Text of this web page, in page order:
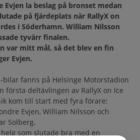
Evjen la beslag på bronset medan
på fjärdeplats när RallyX on
i Söderhamn. William Nilsson
tyvärr finalen.
var mitt mål, så det blev en fin
Evjen.
bilar fanns på Helsinge Motorstadion
första deltävlingen av RallyX on Ice
kom till start med fyra förare:
Evjen, William Nilsson och
Solberg.
som slutade bra med en